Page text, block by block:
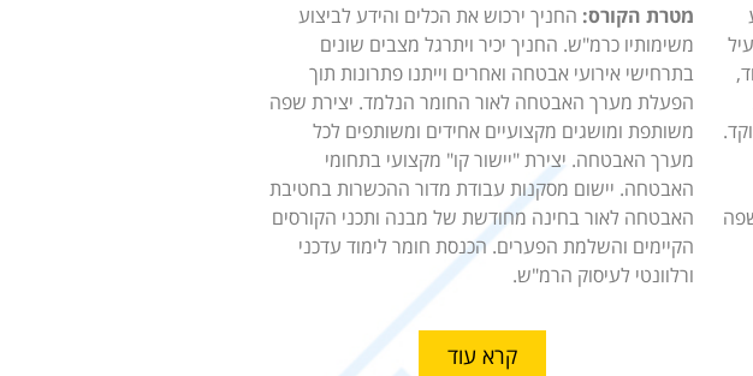
מטרת הקורס: החניך ירכוש את הכלים והידע לביצוע
משימותיו כרמ"ש. החניך יכיר ויתרגל מצבים שונים
בתרחישי אירועי אבטחה ואחרים וייתנו פתרונות תוך
הפעלת מערך האבטחה לאור החומר הנלמד. יצירת שפה
משותפת ומושגים מקצועיים אחידים ומשותפים לכל
מערך האבטחה. יצירת "יישור קו" מקצועי בתחומי
האבטחה. יישום מסקנות עבודת מדור ההכשרות בחטיבת
האבטחה לאור בחינה מחודשת של מבנה ותכני הקורסים
הקיימים והשלמת הפערים. הכנסת חומר לימוד עדכני
ורלוונטי לעיסוק הרמ"ש.
קרא עוד